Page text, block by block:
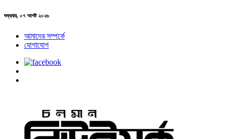
শুক্রবার, ০৭ আগষ্ট ২০২৬
আমাদের সম্পর্কে
যোগাযোগ